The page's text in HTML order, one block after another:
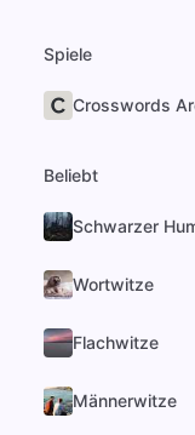
Spiele
Crosswords
Beliebt
Schwarzer
Wortwitze
Flachwitze
Männerwitze